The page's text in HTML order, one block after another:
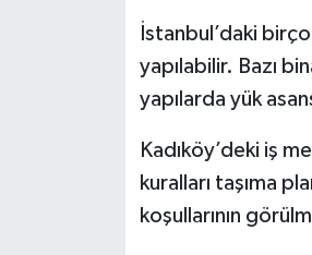
İstanbul’daki
yapılabilir. Bazı
yapılarda yük
Kadıköy’deki iş
kuralları taşıma
koşullarının